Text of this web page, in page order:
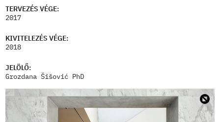
TERVEZÉS VÉGE:
2017
KIVITELEZÉS VÉGE:
2018
JELÖLŐ:
Grozdana Šišović PhD